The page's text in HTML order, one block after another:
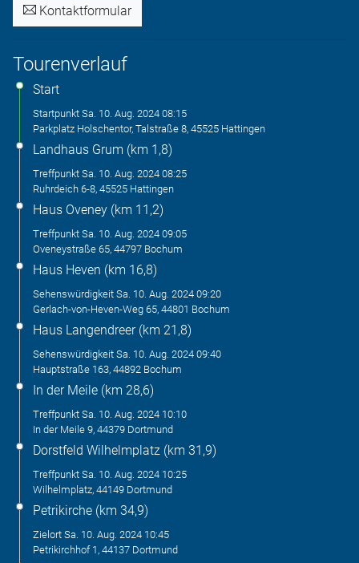
Kontaktformular
Tourenverlauf
Start
Startpunkt Sa. 10. Aug. 2024 08:15
Parkplatz Holschentor, Talstraße 8, 45525 Hattingen
Landhaus Grum (km 1,8)
Treffpunkt Sa. 10. Aug. 2024 08:25
Ruhrdeich 6-8, 45525 Hattingen
Haus Oveney (km 11,2)
Treffpunkt Sa. 10. Aug. 2024 09:05
Oveneystraße 65, 44797 Bochum
Haus Heven (km 16,8)
Sehenswürdigkeit Sa. 10. Aug. 2024 09:20
Gerlach-von-Heven-Weg 65, 44801 Bochum
Haus Langendreer (km 21,8)
Sehenswürdigkeit Sa. 10. Aug. 2024 09:40
Hauptstraße 163, 44892 Bochum
In der Meile (km 28,6)
Treffpunkt Sa. 10. Aug. 2024 10:10
In der Meile 9, 44379 Dortmund
Dorstfeld Wilhelmplatz (km 31,9)
Treffpunkt Sa. 10. Aug. 2024 10:25
Wilhelmplatz, 44149 Dortmund
Petrikirche (km 34,9)
Zielort Sa. 10. Aug. 2024 10:45
Petrikirchhof 1, 44137 Dortmund